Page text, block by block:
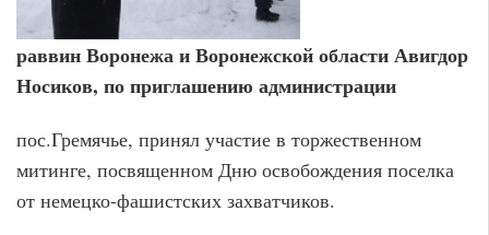
раввин Воронежа и Воронежской области Авигдор
Носиков, по приглашению администрации
пос.Гремячье, принял участие в торжественном
митинге, посвященном Дню освобождения поселка
от немецко-фашистских захватчиков.